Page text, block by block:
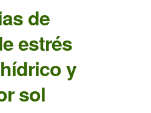
de
estrés
y
sol